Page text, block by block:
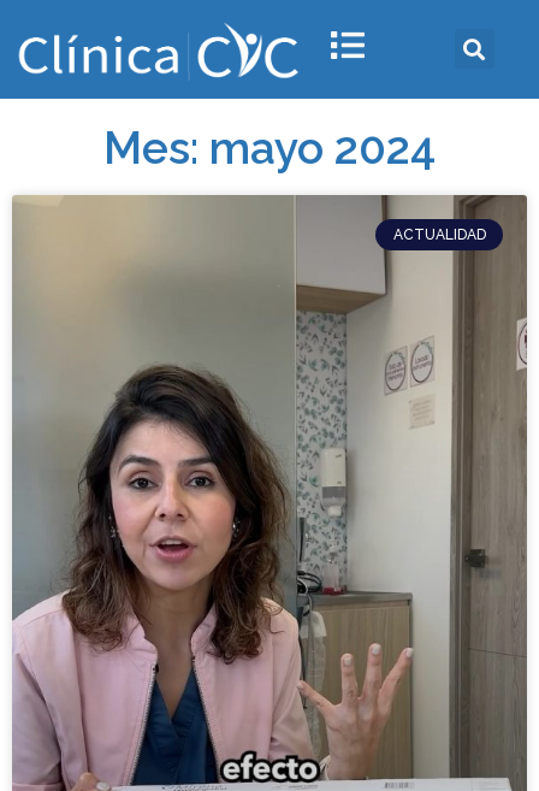
Mes: mayo 2024
ACTUALIDAD